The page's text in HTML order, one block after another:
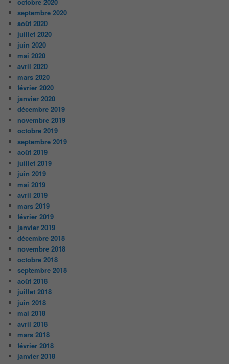
octobre 2020
septembre 2020
août 2020
juillet 2020
juin 2020
mai 2020
avril 2020
mars 2020
février 2020
janvier 2020
décembre 2019
novembre 2019
octobre 2019
septembre 2019
août 2019
juillet 2019
juin 2019
mai 2019
avril 2019
mars 2019
février 2019
janvier 2019
décembre 2018
novembre 2018
octobre 2018
septembre 2018
août 2018
juillet 2018
juin 2018
mai 2018
avril 2018
mars 2018
février 2018
janvier 2018